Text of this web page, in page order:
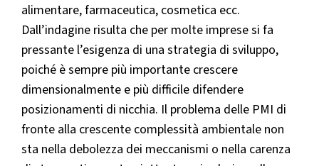
alimentare, farmaceutica, cosmetica ecc.
Dall’indagine risulta che per molte imprese si fa
pressante l’esigenza di una strategia di sviluppo,
poiché è sempre più importante crescere
dimensionalmente e più difficile difendere
posizionamenti di nicchia. Il problema delle PMI di
fronte alla crescente complessità ambientale non
sta nella debolezza dei meccanismi o nella carenza